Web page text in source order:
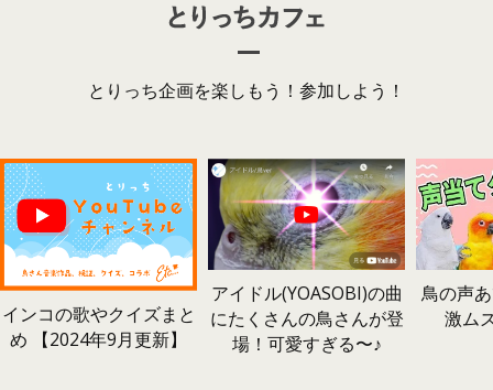
とりっち企画を楽しもう！参加しよう！
インコの歌やクイズまと
め 【2024年9月更新】
アイドル(YOASOBI)の曲
にたくさんの鳥さんが登
場！可愛すぎる〜♪
鳥の声
激ム